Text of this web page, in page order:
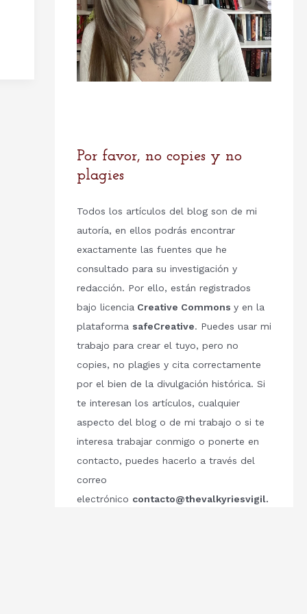
Por favor, no copies y no
plagies
Todos los artículos del blog son de mi
autoría, en ellos podrás encontrar
exactamente las fuentes que he
consultado para su investigación y
redacción. Por ello, están registrados
bajo licencia Creative Commons y en la
plataforma safeCreative. Puedes usar mi
trabajo para crear el tuyo, pero no
copies, no plagies y cita correctamente
por el bien de la divulgación histórica. Si
te interesan los artículos, cualquier
aspecto del blog o de mi trabajo o si te
interesa trabajar conmigo o ponerte en
contacto, puedes hacerlo a través del
correo
electrónico contacto@thevalkyriesvigil.